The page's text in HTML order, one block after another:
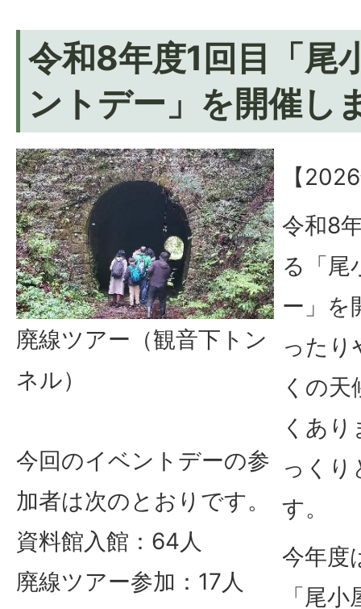
令和8年度1回目「尾
ントデー」を開催し
廃線ツアー（観音下トン
ネル）
今回のイベントデーの参
加者は次のとおりです。
資料館入館：64人
廃線ツアー参加：17人
【
令和8
る「尾
ー」を
ったり
くの
くあ
っくり
す。
今年度
「尾